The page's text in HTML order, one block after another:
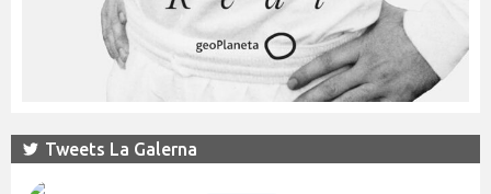
Tweets La Galerna